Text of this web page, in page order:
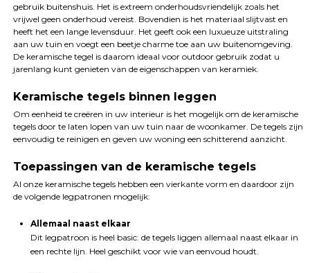
gebruik buitenshuis. Het is extreem onderhoudsvriendelijk zoals het
vrijwel geen onderhoud vereist. Bovendien is het materiaal slijtvast en
heeft het een lange levensduur. Het geeft ook een luxueuze uitstraling
aan uw tuin en voegt een beetje charme toe aan uw buitenomgeving.
De keramische tegel is daarom ideaal voor outdoor gebruik zodat u
jarenlang kunt genieten van de eigenschappen van keramiek.
Keramische tegels binnen leggen
Om eenheid te creëren in uw interieur is het mogelijk om de keramische
tegels door te laten lopen van uw tuin naar de woonkamer. De tegels zijn
eenvoudig te reinigen en geven uw woning een schitterend aanzicht.
Toepassingen van de keramische tegels
Al onze keramische tegels hebben een vierkante vorm en daardoor zijn
de volgende legpatronen mogelijk:
Allemaal naast elkaar
Dit legpatroon is heel basic: de tegels liggen allemaal naast elkaar in
een rechte lijn. Heel geschikt voor wie van eenvoud houdt.